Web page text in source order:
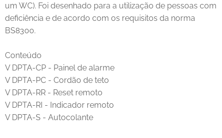
um WC). Foi desenhado para a utilização de pessoas com
deficiência e de acordo com os requisitos da norma
BS8300.
Conteúdo
V DPTA-CP - Painel de alarme
V DPTA-PC - Cordão de teto
V DPTA-RR - Reset remoto
V DPTA-RI - Indicador remoto
V DPTA-S - Autocolante